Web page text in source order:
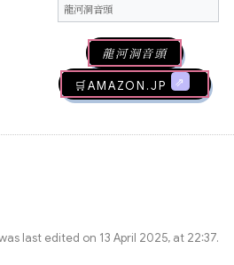
龍河洞音頭
龍河洞音頭
🛒AMAZON.jp
last edited on 13 April 2025, at 22:37.